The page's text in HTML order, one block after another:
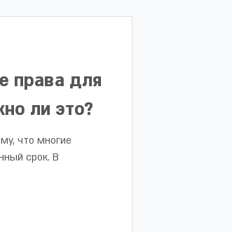
права для
ли это?
что многие
срок. В